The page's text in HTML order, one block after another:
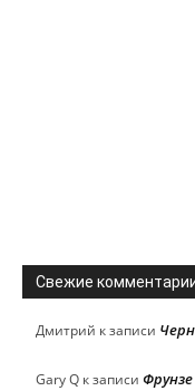
Свежие
Дмитрий к записи
Gary Q к записи